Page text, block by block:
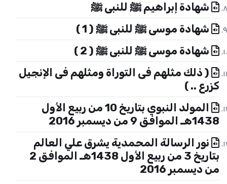
شهادة إبراهيم ﷺ للنبى ﷺ
شهادة موسى ﷺ للنبى ﷺ ( 1 )
شهادة موسى ﷺ للنبى ﷺ ( 2 )
( ذلك مثلهم فى التوراة ومثلهم فى الإنجيل
كزرع .. )
المولد النبوي بتاريخ 10 من ربيع الأول
1438هـ الموافق 9 من ديسمبر 2016
نور الرسالة المحمدية يشرق علي العالم
بتاريخ 3 من ربيع الأول 1438هـ الموافق 2
من ديسمبر 2016